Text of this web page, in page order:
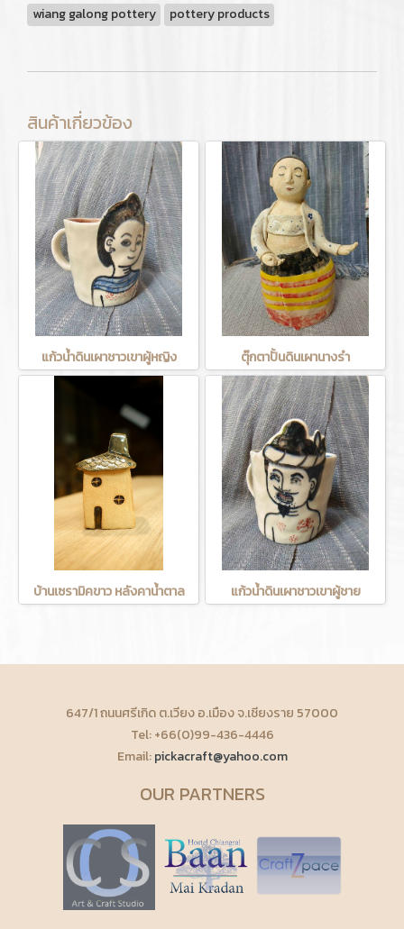
wiang galong pottery
pottery products
สินค้าเกี่ยวข้อง
แก้วน้ำดินเผาชาวเขาผู้หญิง ตุ๊กตาปั้นดินเผานางรำ
บ้านเซรามิคขาว หลังคาน้ำตาล แก้วน้ำดินเผาชาวเขาผู้ชาย
647/1 ถนนศรีเกิด ต.เวียง อ.เมือง จ.เชียงราย 57000
Tel: +66(0)99-436-4446
Email:pickacraft@yahoo.com
OUR PARTNERS